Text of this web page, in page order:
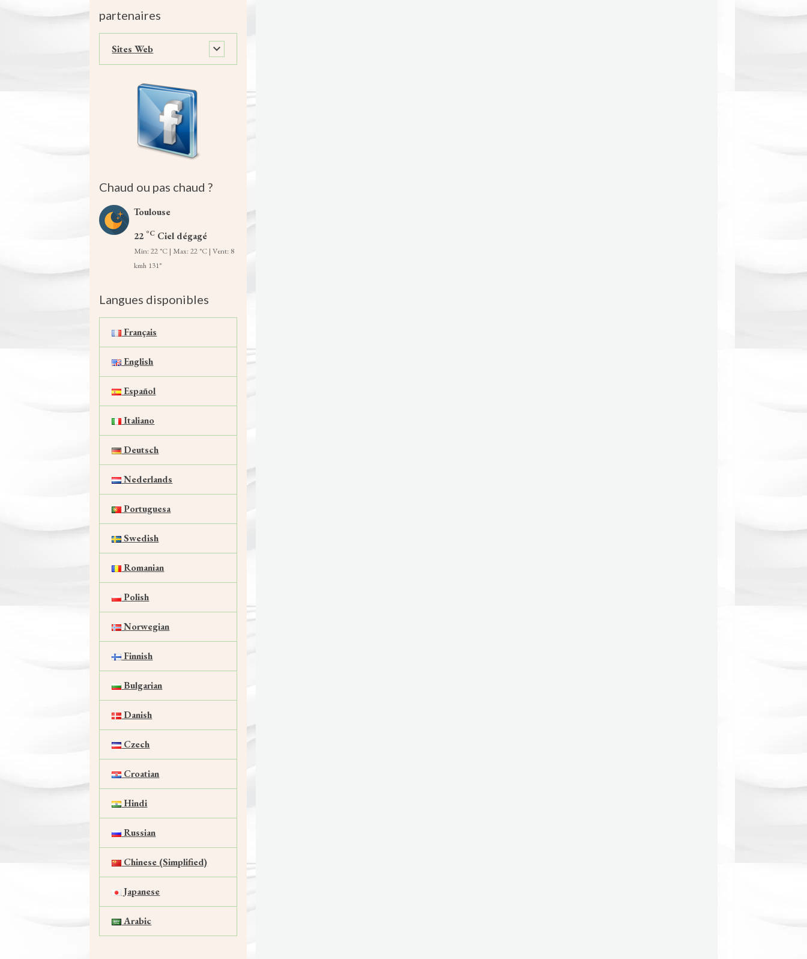
partenaires
Sites Web
Chaud ou pas chaud ?
Toulouse
22 °C Ciel dégagé
Min: 22 °C | Max: 22 °C | Vent: 8
kmh 131°
Langues disponibles
Français
English
Español
Italiano
Deutsch
Nederlands
Portuguesa
Swedish
Romanian
Polish
Norwegian
Finnish
Bulgarian
Danish
Czech
Croatian
Hindi
Russian
Chinese (Simplified)
Japanese
Arabic